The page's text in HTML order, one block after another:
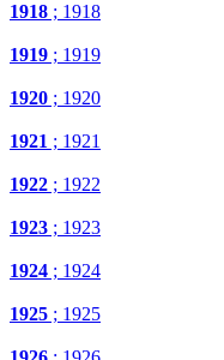
1918 ; 1918
1919 ; 1919
1920 ; 1920
1921 ; 1921
1922 ; 1922
1923 ; 1923
1924 ; 1924
1925 ; 1925